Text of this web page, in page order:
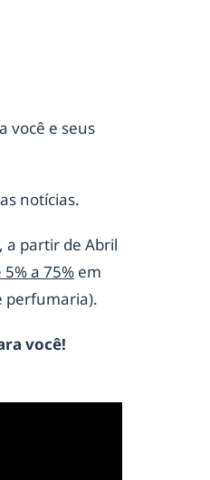
você e seus
notícias.
, a partir de Abril
a 75% em
perfumaria).
você!